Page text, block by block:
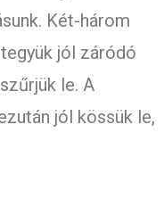
Két-három
jól záródó
le. A
jól kössük le,